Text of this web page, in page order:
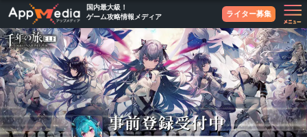
国内最大級！
ゲーム攻略情報メディア
ライター募集